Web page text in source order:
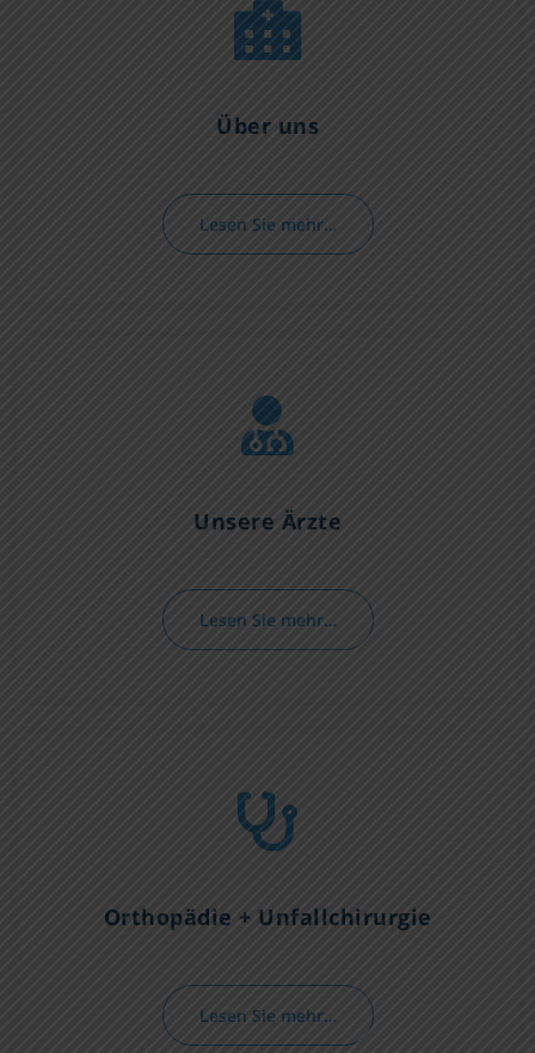
Über uns
Lesen Sie mehr…
Unsere Ärzte
Lesen Sie mehr…
Orthopädie + Unfallchirurgie
Lesen Sie mehr…